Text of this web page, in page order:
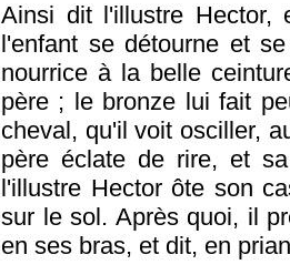
Ainsi dit l'illustre
l'enfant se détourne et
nourrice à la belle
père ; le bronze lui fait
cheval, qu'il voit osciller,
père éclate de rire, et
l'illustre Hector ôte son
sur le sol. Après quoi, il
en ses bras, et dit, en